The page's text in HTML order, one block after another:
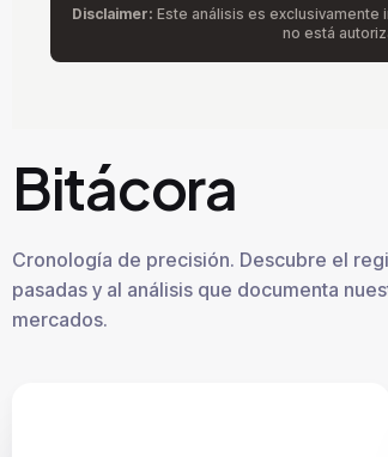
Disclaimer: Este análisis es exclusivamente
no está
Bitácora
Cronología de precisión. Descubre el
pasadas y al análisis que documenta
mercados.